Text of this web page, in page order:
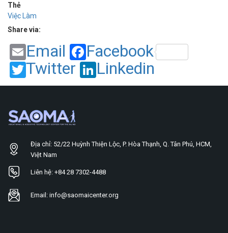
Thẻ
Việc Làm
Share via:
Email
Facebook
Twitter
Linkedin
Địa chỉ: 52/22 Huỳnh Thiện Lộc, P. Hòa Thạnh, Q. Tân Phú, HCM,
Việt Nam
Liên hệ: +84 28 7302-4488
Email: info@saomaicenter.org